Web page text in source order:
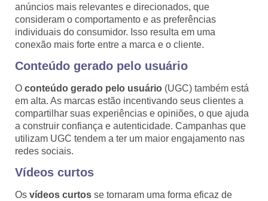
anúncios mais relevantes e direcionados, que
consideram o comportamento e as preferências
individuais do consumidor. Isso resulta em uma
conexão mais forte entre a marca e o cliente.
Conteúdo gerado pelo usuário
O conteúdo gerado pelo usuário (UGC) também está
em alta. As marcas estão incentivando seus clientes a
compartilhar suas experiências e opiniões, o que ajuda
a construir confiança e autenticidade. Campanhas que
utilizam UGC tendem a ter um maior engajamento nas
redes sociais.
Vídeos curtos
Os vídeos curtos se tornaram uma forma eficaz de